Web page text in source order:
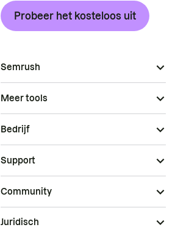
Probeer het kosteloos uit
Semrush
Meer tools
Bedrijf
Support
Community
Juridisch